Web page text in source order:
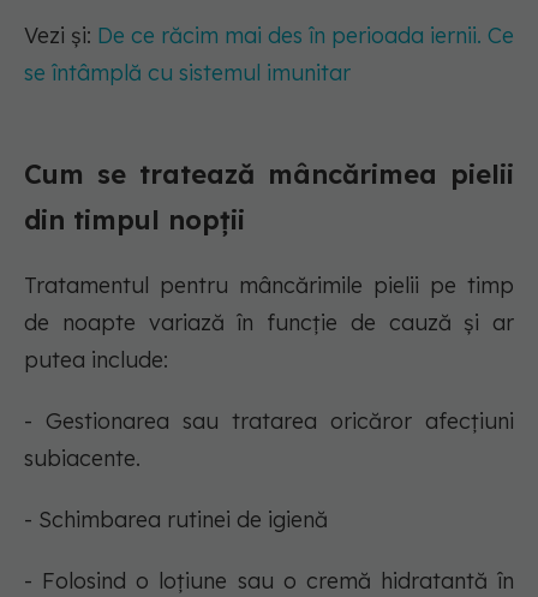
Vezi și: De ce răcim mai des în perioada iernii. Ce
se întâmplă cu sistemul imunitar
Cum se tratează mâncărimea pielii
din timpul nopții
Tratamentul pentru mâncărimile pielii pe timp
de noapte variază în funcție de cauză și ar
putea include:
- Gestionarea sau tratarea oricăror afecțiuni
subiacente.
- Schimbarea rutinei de igienă
- Folosind o loțiune sau o cremă hidratantă în